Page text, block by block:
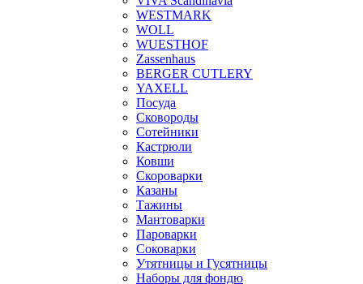
WESTMARK
WOLL
WUESTHOF
Zassenhaus
BERGER CUTLERY
YAXELL
Посуда
Сковороды
Сотейники
Кастрюли
Ковши
Скороварки
Казаны
Тажины
Мантоварки
Пароварки
Соковарки
Утятницы и Гусятницы
Наборы для фондю